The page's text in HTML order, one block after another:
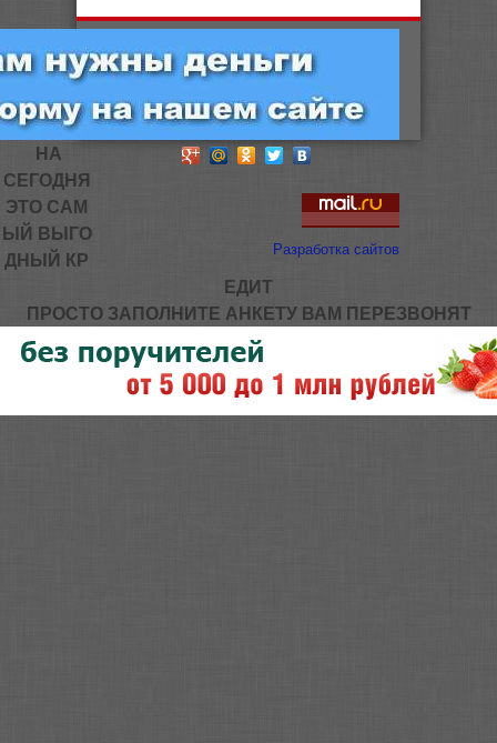
Разработка сайтов
НА
СЕГОДНЯ
ЭТО САМ
ЫЙ ВЫГО
ДНЫЙ КР
ЕДИТ
ПРОСТО ЗАПОЛНИТЕ АНКЕТУ ВАМ ПЕРЕЗВОНЯТ